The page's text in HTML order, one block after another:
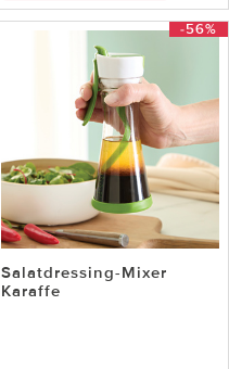
-56%
Salatdressing-Mixer
Karaffe